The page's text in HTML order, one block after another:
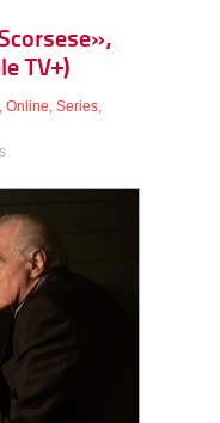
TV+)
, Online, Series,